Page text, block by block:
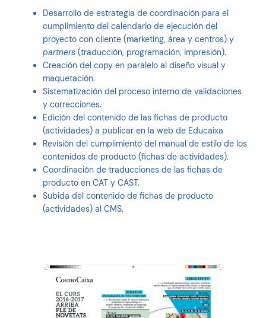
Desarrollo de estrategia de coordinación para el
cumplimiento del calendario de ejecución del
proyecto con cliente (marketing, área y centros) y
partners (traducción, programación, impresión).
Creación del copy en paralelo al diseño visual y
maquetación.
Sistematización del proceso interno de validaciones
y correcciones.
Edición del contenido de las fichas de producto
(actividades) a publicar en la web de Educaixa
Revisión del cumplimiento del manual de estilo de los
contenidos de producto (fichas de actividades).
Coordinación de traducciones de las fichas de
producto en CAT y CAST.
Subida del contenido de fichas de producto
(actividades) al CMS.